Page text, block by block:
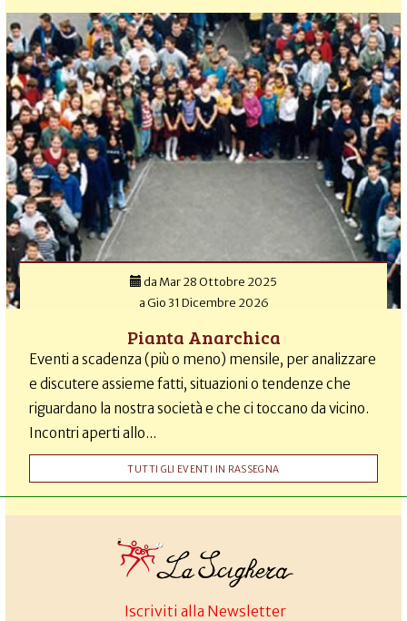
da Mar 28 Ottobre 2025
aGio 31 Dicembre 2026
Pianta Anarchica
Eventi a scadenza (più o meno) mensile, per analizzare
e discutere assieme fatti, situazioni o tendenze che
riguardano la nostra società e che ci toccano da vicino.
Incontri aperti allo...
TUTTI GLI EVENTI IN RASSEGNA
Iscriviti alla Newsletter